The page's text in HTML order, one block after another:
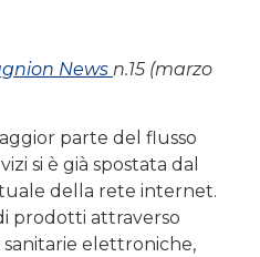
News n.15 (marzo
parte del flusso
si è già spostata dal
della rete internet.
prodotti attraverso
elettroniche,